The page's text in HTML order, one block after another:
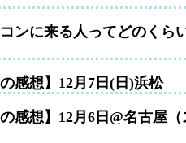
ンに来る人ってどのくら
の感想】12月7日(日)浜松
の感想】12月6日@名古屋（